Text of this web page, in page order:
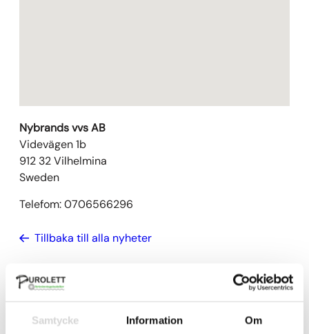
Samtycke Information Om
Nybrands vvs AB
Videvägen 1b
912 32Vilhelmina
Sweden
Telefom:0706566296
Tillbaka till alla nyheter
ELON
→